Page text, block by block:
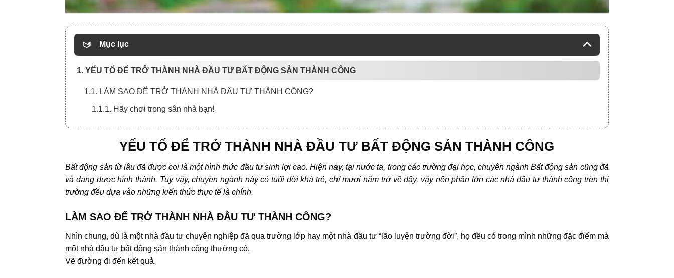
Mục lục
1. YẾU TỐ ĐỂ TRỞ THÀNH NHÀ ĐẦU TƯ BẤT ĐỘNG SẢN THÀNH CÔNG
1.1. LÀM SAO ĐỂ TRỞ THÀNH NHÀ ĐẦU TƯ THÀNH CÔNG?
1.1.1. Hãy chơi trong sân nhà bạn!
YẾU TỐ ĐỂ TRỞ THÀNH NHÀ ĐẦU TƯ BẤT ĐỘNG SẢN THÀNH CÔNG
Bất động sản từ lâu đã được coi là một hình thức đầu tư sinh lợi cao. Hiện nay, tại nước ta, trong các trường đại học, chuyên ngành Bất động sản cũng đã
và đang được hình thành. Tuy vậy, chuyên ngành này có tuổi đời khá trẻ, chỉ mươi năm trở về đây, vậy nên phần lớn các nhà đầu tư thành công trên thị
trường đều dựa vào những kiến thức thực tế là chính.
LÀM SAO ĐỂ TRỞ THÀNH NHÀ ĐẦU TƯ THÀNH CÔNG?
Nhìn chung, dù là một nhà đầu tư chuyên nghiệp đã qua trường lớp hay một nhà đầu tư “lão luyện trường đời”, họ đều có trong mình những đặc điểm mà
một nhà đầu tư bất động sản thành công thường có.
Vẽ đường đi đến kết quả.